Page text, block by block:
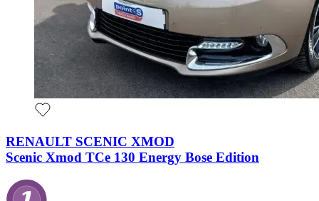
RENAULT SCENIC XMOD
Scenic Xmod TCe 130 Energy Bose Edition